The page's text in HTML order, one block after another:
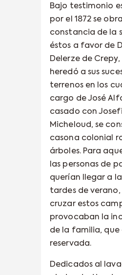
Bajo testimonio
por el 1872 se obra
constancia de la
éstos a favor de
Delerze de Crepy,
heredó a sus
terrenos en los
cargo de José
casado con
Micheloud, se
casona colonial
árboles. Para
las personas de
querían llegar a
tardes de
cruzar estos
provocaban la
de la familia, que
reservada.
Dedicados al